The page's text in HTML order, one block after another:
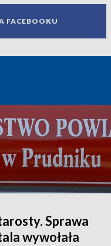
FACEBOOKU
Sprawa
wywołała